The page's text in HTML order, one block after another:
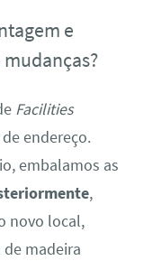
e
Facilities
endereço.
embalamos as
,
novo local,
madeira